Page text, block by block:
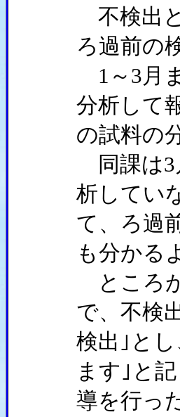
不検出
ろ過前の
1～3月
分析して
の試料の
同課は3
析してい
て、ろ過
も分かる
ところ
で、不検
検出｣と
ます｣と
導を行っ